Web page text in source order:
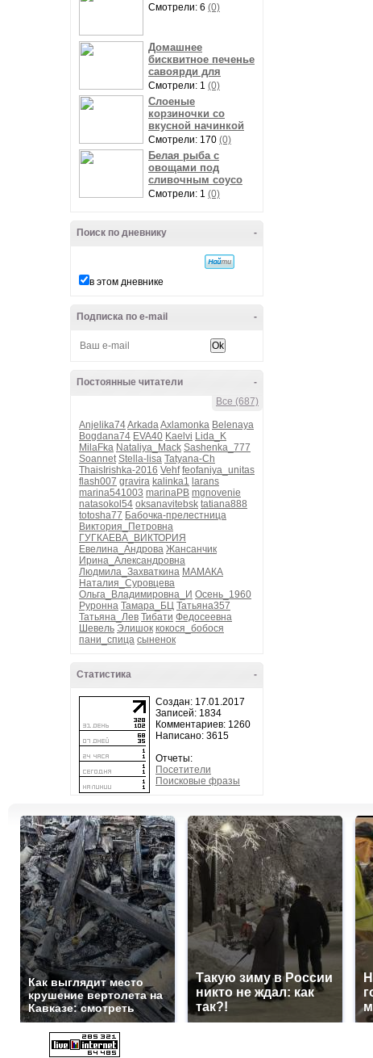
Смотрели: 6 (0)
Домашнее
бисквитное печенье
савоярди для
Смотрели: 1 (0)
Слоеные
корзиночки со
вкусной начинкой
Смотрели: 170 (0)
Белая рыба с
овощами под
сливочным соусо
Смотрели: 1 (0)
-
Поиск по дневнику
в этом дневнике
-
Подписка по e-mail
-
Постоянные читатели
Все (687)
Anjelika74ArkadaAxlamonka Belenaya
Bogdana74 EVA40 Kaelvi Lida_K
MilaFka Nataliya_Mack Sashenka_777
Soannet Stella-lisa Tatyana-Ch
ThaisIrishka-2016 Vehf feofaniya_unitas
flash007 gravira kalinka1 larans
marina541003 marinaPB mgnovenie
natasokol54 oksanavitebsk tatiana888
totosha77 Бабочка-прелестница
Виктория_Петровна
ГУГКАЕВА_ВИКТОРИЯ
Евелина_Андрова Жансанчик
Ирина_Александровна
Людмила_Захваткина МАМАКА
Наталия_Суровцева
Ольга_Владимировна_И Осень_1960
Руронна Тамара_БЦ Татьяна357
Татьяна_Лев Тибати Федосеевна
Шевель Элишок кокося_бобося
пани_спица сыненок
-
Статистика
Создан: 17.01.2017
Записей: 1834
Комментариев: 1260
Написано: 3615
Отчеты:
Посетители
Поисковые фразы
Как выглядит место
крушение вертолета на
Кавказе: смотреть
Такую зиму в России
никто не ждал: как
так?!